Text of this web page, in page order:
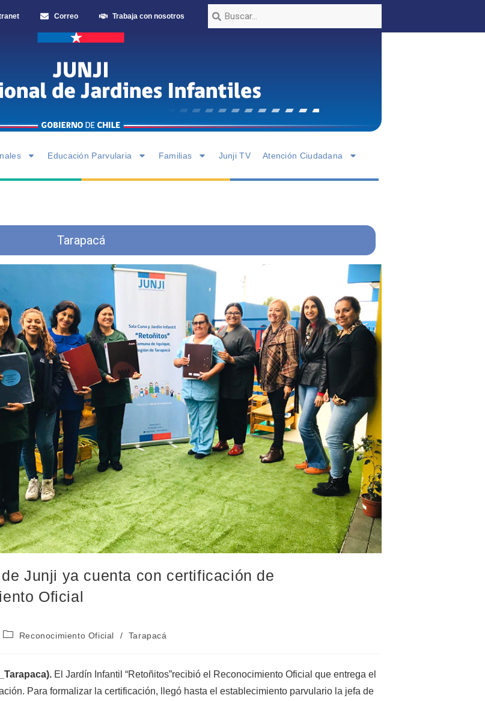
Correo Trabaja con nosotros
Educación Parvularia Familias Junji TV Atención Ciudadana
Tarapacá
de Junji ya cuenta con certificación de
Oficial
Reconocimiento Oficial / Tarapacá
El Jardín Infantil “Retoñitos”recibió el Reconocimiento Oficial que entrega el
Para formalizar la certificación, llegó hasta el establecimiento parvulario la jefa de